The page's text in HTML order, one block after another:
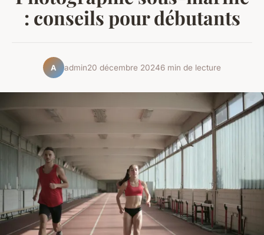
: conseils pour débutants
A admin20 décembre 20246 min de lecture